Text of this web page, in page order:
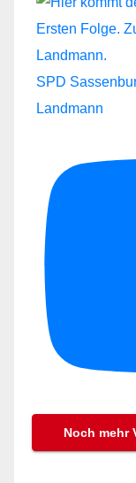
SPD
Landmann
Noch mehr